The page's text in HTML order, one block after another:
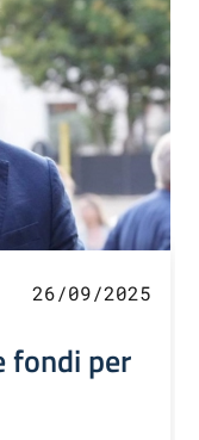
26/09/2025
fondi per